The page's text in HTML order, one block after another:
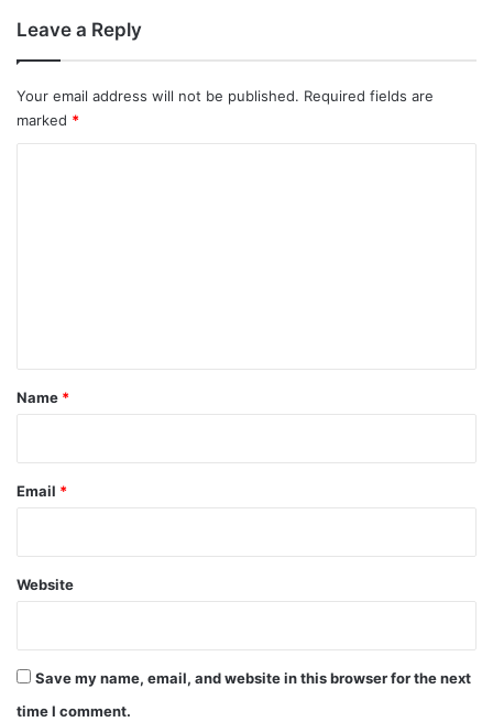
Leave a Reply
Your email address will not be published. Required fields are
marked *
*
Name *
Email *
Website
Save my name, email, and website in this browser for the next
time I comment.